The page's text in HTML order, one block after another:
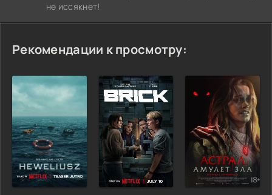
не иссякнет!
Рекомендации к просмотру: